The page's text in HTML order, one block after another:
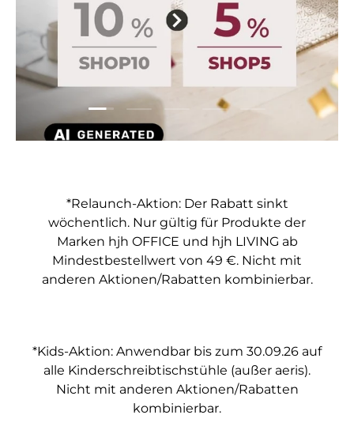
Folie laden 1 von 5
Folie laden 2 von 5
Folie laden 3 von 5
Folie laden 4 von 5
Folie laden 5
*Relaunch-Aktion: Der Rabatt sinkt
wöchentlich. Nur gültig für Produkte der
Marken hjh OFFICE und hjh LIVING ab
Mindestbestellwert von 49 €. Nicht mit
anderen Aktionen/Rabatten kombinierbar.
*Kids-Aktion: Anwendbar bis zum 30.09.26 auf
alle Kinderschreibtischstühle (außer aeris).
Nicht mit anderen Aktionen/Rabatten
kombinierbar.